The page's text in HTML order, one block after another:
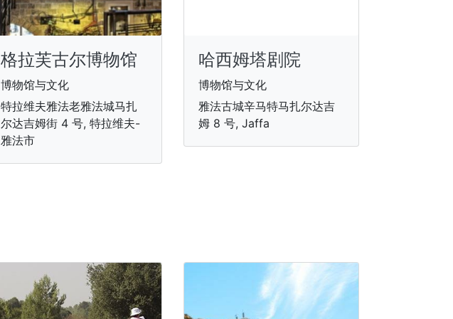
格拉芙古尔博物馆
博物馆与文化
特拉维夫雅法老雅法城马扎
尔达吉姆街 4 号, 特拉维夫-
雅法市
哈西姆塔剧院
博物馆与文化
雅法古城辛马特马扎尔达吉
姆 8 号, Jaffa